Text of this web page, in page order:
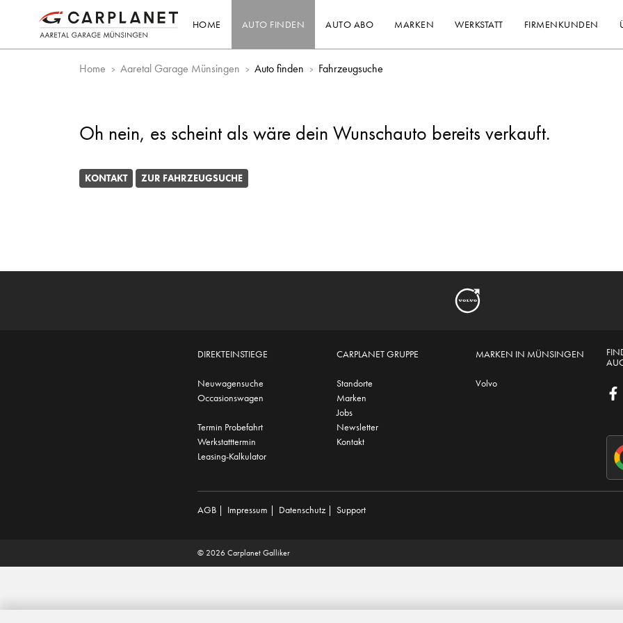
HOME AUTO FINDEN AUTO ABO MARKEN WERKSTATT FIRMENKUNDEN
Home Aaretal Garage Münsingen Auto finden Fahrzeugsuche
Oh nein, es scheint als wäre dein Wunschauto bereits verkauft.
KONTAKT ZUR FAHRZEUGSUCHE
DIREKTEINSTIEGE
Neuwagensuche
Occasionswagen
Termin Probefahrt
Werkstatttermin
Leasing-Kalkulator
CARPLANET GRUPPE
Standorte
Marken
Jobs
Newsletter
Kontakt
MARKEN IN MÜNSINGEN
Volvo
AGB | Impressum | Datenschutz| Support
© 2026 Carplanet Galliker